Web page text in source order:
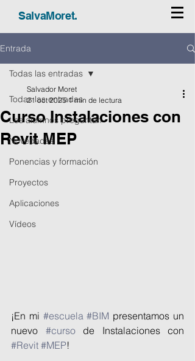
SalvaMoret.
Entrada
Todas las entradas
Los alumnos preguntan
Novedades
Ponencias y formación
Proyectos
Aplicaciones
Vídeos
Todas las entradas
Curso Instalaciones con
Revit MEP
Salvador Moret
21 oct 2025 1 min de lectura
¡En mi #escuela #BIM presentamos un
nuevo #curso
#Revit #MEP!